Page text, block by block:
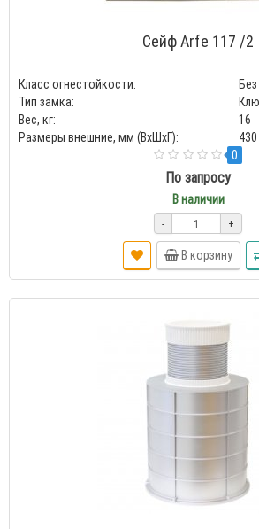
Сейф Arfe 117 /2
Класс огнестойкости:
Тип замка:
Вес, кг:
16
Размеры внешние, мм (ВхШхГ):
0
По запросу
В наличии
- +
В корзину